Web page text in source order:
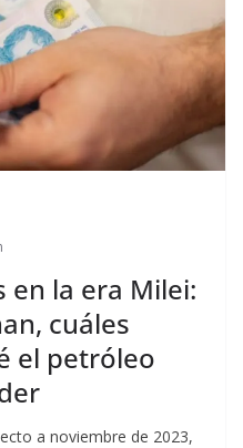
en la era Milei:
cuáles
el petróleo
a noviembre de 2023,